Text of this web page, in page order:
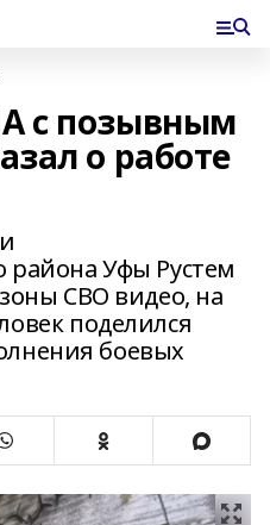
с позывным
о работе
района Уфы Рустем
СВО видео, на
поделился
боевых